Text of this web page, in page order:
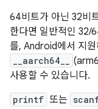
64비트가 아닌 32비
한다면 일반적인 32/
를, Android에서 지
__aarch64__
사용할 수 있습니다.
printf 또는